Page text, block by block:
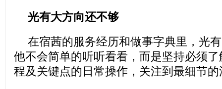
光有大方向还不够
在宿茜的服务经历和做事字典里，光
他不会简单的听听看看，而是坚持必须
程及关键点的日常操作，关注到最细节的